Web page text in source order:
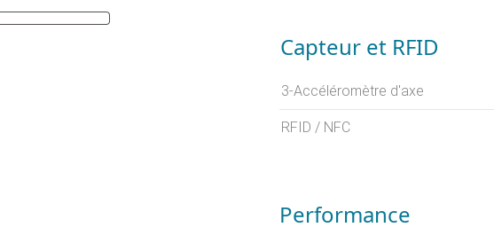
Capteur et RFID
3-Accéléromètre d'axe
RFID / NFC
Performance